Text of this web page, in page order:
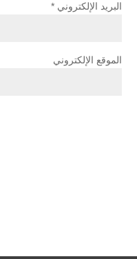
البريد الإلكتروني *
الموقع الإلكتروني